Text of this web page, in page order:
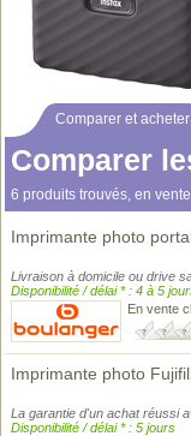
Comparer et acheter
Comparer
6 produits trouvés, en
Imprimante photo
Livraison à domicile ou drive
Disponibilité / délai * : 4 à 5
En vente
Imprimante photo
La garantie d'un achat réussi
Disponibilité / délai * : 5 jours